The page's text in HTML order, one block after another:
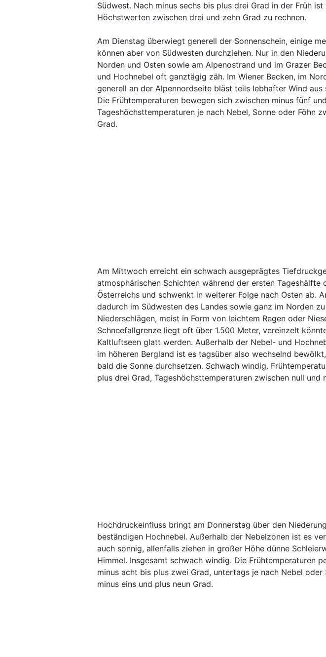
Südwest. Nach minus sechs bis plus drei Grad in der Früh
Höchstwerten zwischen drei und zehn Grad zu rechnen.
Am Dienstag überwiegt generell der Sonnenschein, einige
können aber von Südwesten durchziehen. Nur in den
Norden und Osten sowie am Alpenostrand und im Grazer
und Hochnebel oft ganztägig zäh. Im Wiener Becken, im
generell an der Alpennordseite bläst teils lebhafter Wind aus
Die Frühtemperaturen bewegen sich zwischen minus fünf
Tageshöchsttemperaturen je nach Nebel, Sonne oder Föhn
Grad.
Am Mittwoch erreicht ein schwach ausgeprägtes
atmosphärischen Schichten während der ersten Tageshälfte
Österreichs und schwenkt in weiterer Folge nach Osten ab.
dadurch im Südwesten des Landes sowie ganz im Norden
Niederschlägen, meist in Form von leichtem Regen oder
Schneefallgrenze liegt oft über 1.500 Meter, vereinzelt
Kaltluftseen glatt werden. Außerhalb der Nebel- und
im höheren Bergland ist es tagsüber also wechselnd
bald die Sonne durchsetzen. Schwach windig.
plus drei Grad, Tageshöchsttemperaturen zwischen null und
Hochdruckeinfluss bringt am Donnerstag über den
beständigen Hochnebel. Außerhalb der Nebelzonen ist es
auch sonnig, allenfalls ziehen in großer Höhe dünne
Himmel. Insgesamt schwach windig. Die Frühtemperaturen
minus acht bis plus zwei Grad, untertags je nach Nebel oder
minus eins und plus neun Grad.